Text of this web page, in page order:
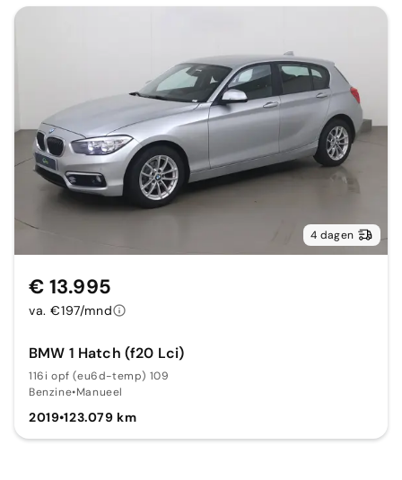
4 dagen
BMW 1 Hatch (f20 Lci)
116i opf (eu6d-temp) 109
Benzine•Manueel
2019•123.079 km
€ 13.995
va. €197/mnd